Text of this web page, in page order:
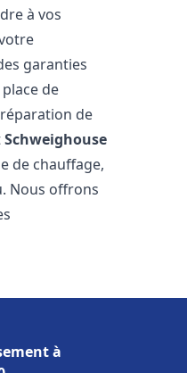
à vos
garanties
de
de
Schweighouse
de chauffage,
Nous offrons
à